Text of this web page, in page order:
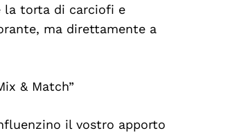
la torta di carciofi e
ma direttamente a
& Match”
il vostro apporto